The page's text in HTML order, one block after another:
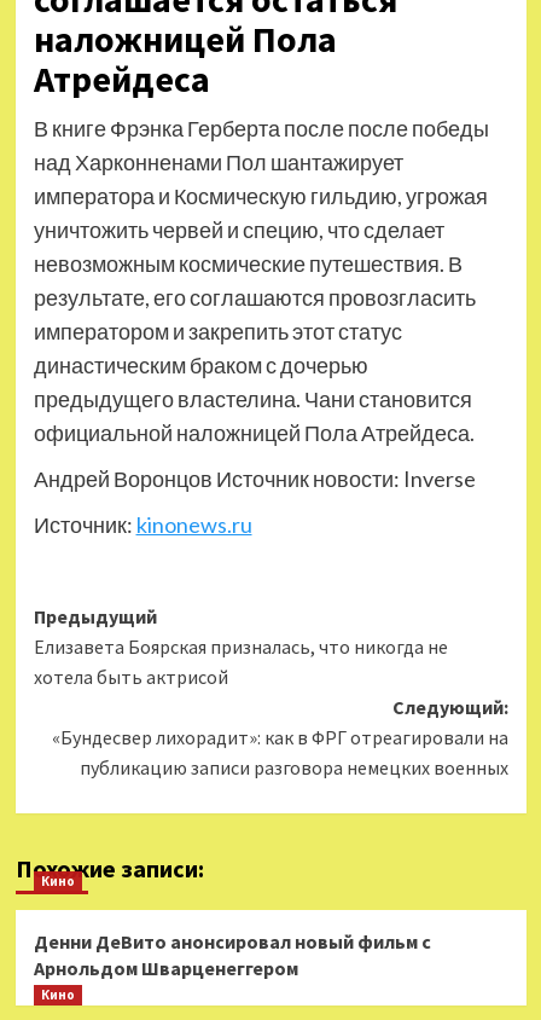
наложницей Пола
Атрейдеса
В книге Фрэнка Герберта после после победы
над Харконненами Пол шантажирует
императора и Космическую гильдию, угрожая
уничтожить червей и специю, что сделает
невозможным космические путешествия. В
результате, его соглашаются провозгласить
императором и закрепить этот статус
династическим браком с дочерью
предыдущего властелина. Чани становится
официальной наложницей Пола Атрейдеса.
Андрей Воронцов Источник новости: Inverse
Источник: kinonews.ru
Навигация
записи
Предыдущий
Елизавета Боярская призналась, что никогда не
хотела быть актрисой
Следующий:
«Бундесвер лихорадит»: как в ФРГ отреагировали на
публикацию записи разговора немецких военных
Похожие записи:
Кино
Денни ДеВито анонсировал новый фильм с
Арнольдом Шварценеггером
Кино